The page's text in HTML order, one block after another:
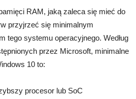
RAM, jaką zaleca się mieć do
przyjrzeć się minimalnym
tego systemu operacyjnego. Według
przez Microsoft, minimalne
10 to:
procesor lub SoC